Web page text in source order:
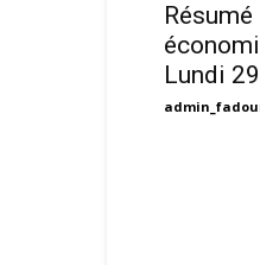
Résumé
Lundi